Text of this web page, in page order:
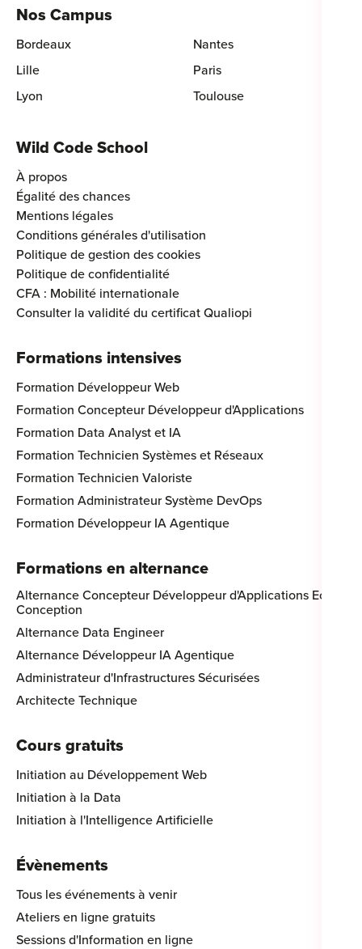
Nos Campus
Bordeaux
Lille
Lyon
Nantes
Paris
Toulouse
Wild Code School
À propos
Égalité des chances
Mentions légales
Conditions générales d'utilisation
Politique de gestion des cookies
Politique de confidentialité
CFA : Mobilité internationale
Consulter la validité du certificat Qualiopi
Formations intensives
Formation Développeur Web
Formation Concepteur Développeur d'Applications
Formation Data Analyst et IA
Formation Technicien Systèmes et Réseaux
Formation Technicien Valoriste
Formation Administrateur Système DevOps
Formation Développeur IA Agentique
Formations en alternance
Alternance Concepteur Développeur d'Applications Eco-
Conception
Alternance Data Engineer
Alternance Développeur IA Agentique
Administrateur d'Infrastructures Sécurisées
Architecte Technique
Cours gratuits
Initiation au Développement Web
Initiation à la Data
Initiation à l'Intelligence Artificielle
Évènements
Tous les événements à venir
Ateliers en ligne gratuits
Sessions d'Information en ligne